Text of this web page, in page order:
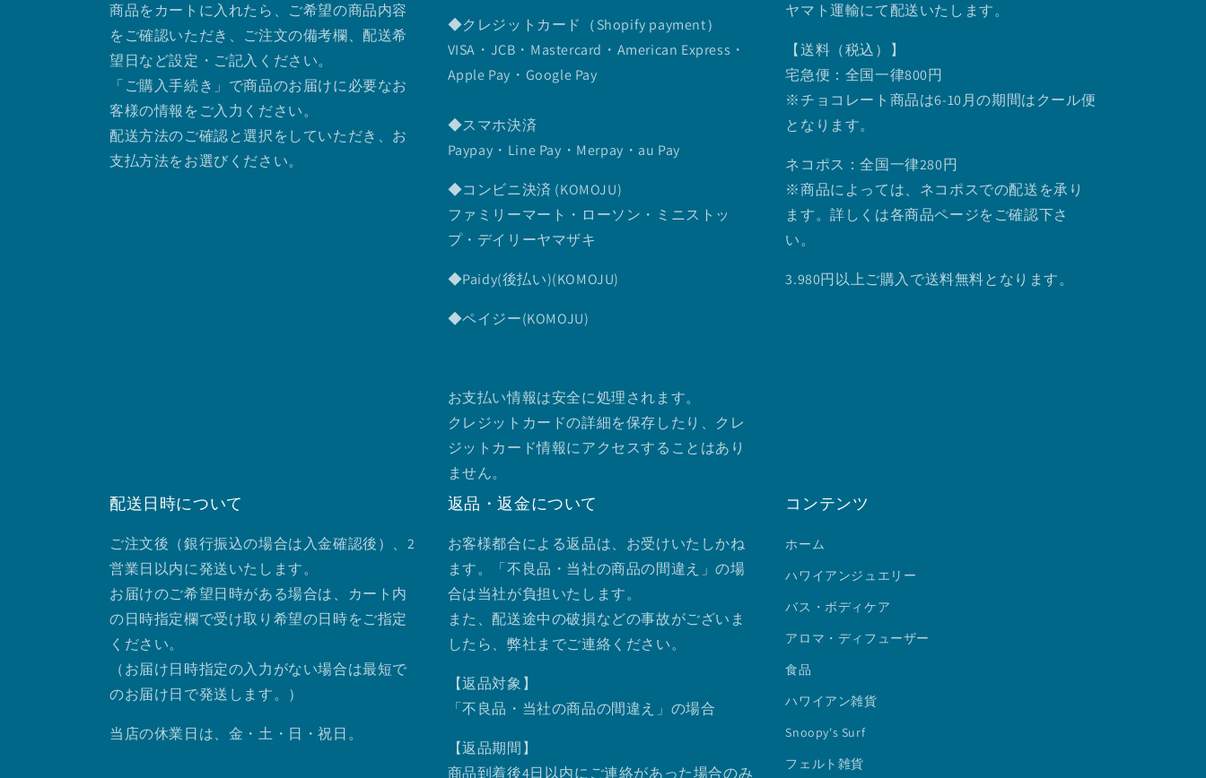
商品をカートに入れたら、ご希望の商品内容
をご確認いただき、ご注文の備考欄、配送希
望日など設定・ご記入ください。
「ご購入手続き」で商品のお届けに必要なお
客様の情報をご入力ください。
配送方法のご確認と選択をしていただき、お
支払方法をお選びください。
◆クレジットカード（Shopify payment）
VISA・JCB・Mastercard・American Express・
Apple Pay・Google Pay
◆スマホ決済
Paypay・Line Pay・Merpay・au Pay
◆コンビニ決済 (KOMOJU)
ファミリーマート・ローソン・ミニストッ
プ・デイリーヤマザキ
◆Paidy(後払い)(KOMOJU)
◆ペイジー(KOMOJU)
お支払い情報は安全に処理されます。
クレジットカードの詳細を保存したり、クレ
ジットカード情報にアクセスすることはあり
ません。
ヤマト運輸にて配送いたします。
【送料（税込）】
宅急便：全国一律800円
※チョコレート商品は6-10月の期間はクール便
となります。
ネコポス：全国一律280円
※商品によっては、ネコポスでの配送を承り
ます。詳しくは各商品ページをご確認下さ
い。
3.980円以上ご購入で送料無料となります。
配送日時について
ご注文後（銀行振込の場合は入金確認後）、2
営業日以内に発送いたします。
お届けのご希望日時がある場合は、カート内
の日時指定欄で受け取り希望の日時をご指定
ください。
（お届け日時指定の入力がない場合は最短で
のお届け日で発送します。）
当店の休業日は、金・土・日・祝日。
返品・返金について
お客様都合による返品は、お受けいたしかね
ます。「不良品・当社の商品の間違え」の場
合は当社が負担いたします。
また、配送途中の破損などの事故がございま
したら、弊社までご連絡ください。
【返品対象】
「不良品・当社の商品の間違え」の場合
【返品期間】
商品到着後4日以内にご連絡があった場合のみ
コンテンツ
ホーム
ハワイアンジュエリー
バス・ボディケア
アロマ・ディフューザー
食品
ハワイアン雑貨
Snoopy's Surf
フェルト雑貨